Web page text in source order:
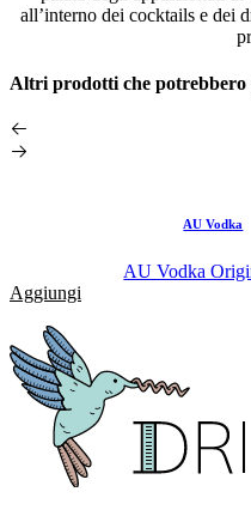
all’interno dei cocktails e dei
Altri prodotti che potrebbero
AU Vodka
AU Vodka
Aggiungi